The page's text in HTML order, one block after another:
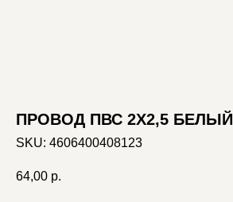
ПРОВОД ПВС 2X2,5 БЕЛЫЙ
SKU: 4606400408123
64,00 р.